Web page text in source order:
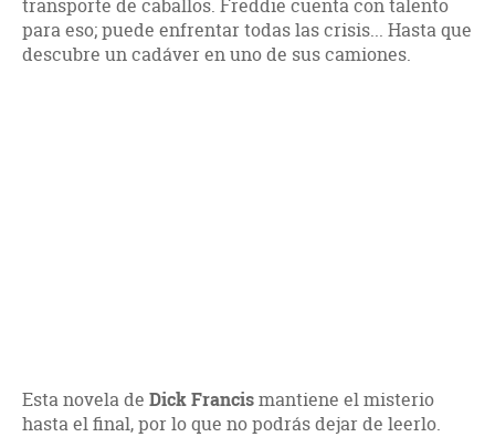
transporte de caballos. Freddie cuenta con talento
para eso; puede enfrentar todas las crisis... Hasta que
descubre un cadáver en uno de sus camiones.
Esta novela de Dick Francismantiene el misterio
hasta el final, por lo que no podrás dejar de leerlo.